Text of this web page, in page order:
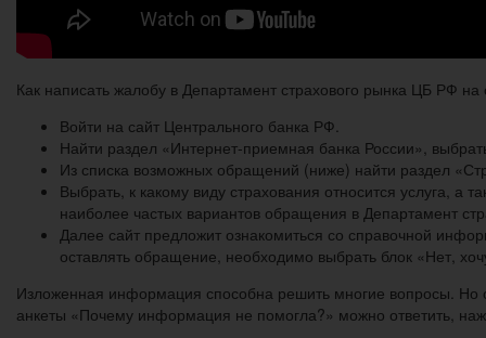
Как написать жалобу в Департамент страхового рынка ЦБ РФ на
Войти на сайт Центрального банка РФ.
Найти раздел «Интернет-приемная банка России»,
Из списка возможных обращений (ниже) найти раздел
Выбрать, к какому виду страхования относится услуга,
наиболее частых вариантов обращения в Департамент
Далее сайт предложит ознакомиться со справочной
оставлять обращение, необходимо выбрать блок «Нет,
Изложенная информация способна решить многие вопросы. Но
анкеты «Почему информация не помогла?» можно ответить,